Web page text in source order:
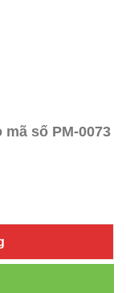
số PM-0073